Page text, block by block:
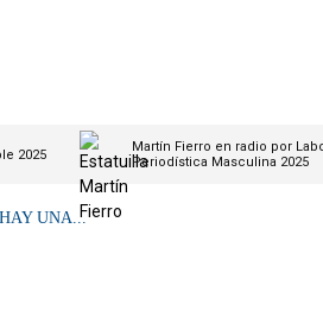
2025
Martín Fierro en radio por
Periodística Masculina 2025
UNA...